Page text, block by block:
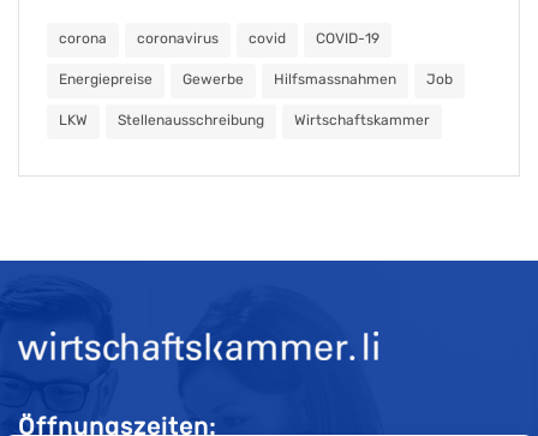
corona coronavirus covid COVID-19
Energiepreise Gewerbe Hilfsmassnahmen Job
LKW Stellenausschreibung Wirtschaftskammer
Öffnungszeiten: